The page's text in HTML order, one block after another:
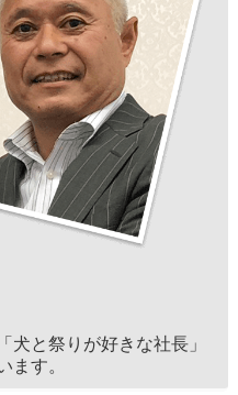
犬と祭りが好きな社長」
ます。